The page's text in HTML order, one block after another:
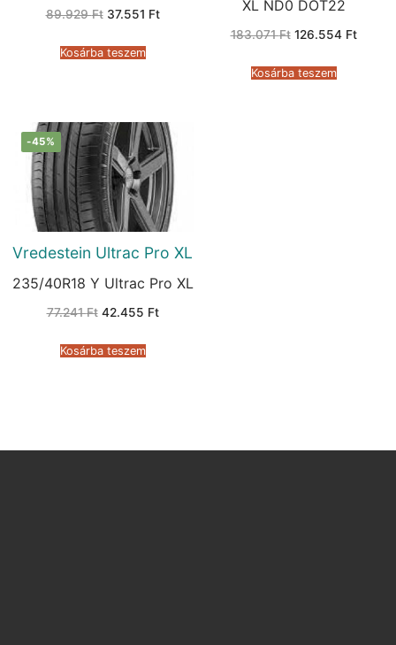
89.929Ft Original
89.929 Ft.
37.551 FtCurrent
Kosárba teszem
XL ND0 DOT22
183.071Ft Original
183.071 Ft.
126.554 Ft
Kosárba teszem
-45%
Vredestein Ultrac Pro XL
235/40R18 Y Ultrac Pro XL
77.241Ft Original
77.241 Ft.
42.455 FtCurrent
Kosárba teszem